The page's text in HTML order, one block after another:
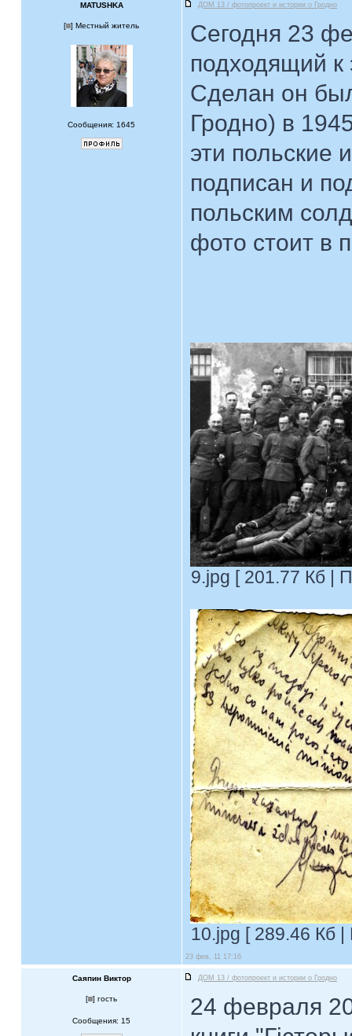
MATUSHKA ДОМ 13 / фотопроект и истории о Гродно
[ ] Местный житель
Сообщения: 1645
Сегодня 23
подходящий
Сделан он
Гродно) в
эти польские
подписан и
польским
фото стоит в
9.jpg [ 201.77 Кб |
10.jpg [ 289.46 Кб
23 фев, 11 17:16
Саяпин Виктор ДОМ 13 / фотопроект и истории о Гродно
[ ] гость
Сообщения: 15
24 февраля